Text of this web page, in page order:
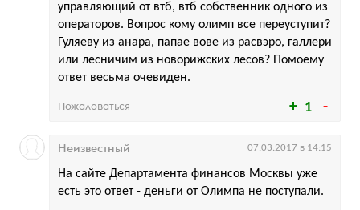
1
управляющий от втб, втб собственник одного из
операторов. Вопрос кому олимп все переуступит?
Гуляеву из анара, папае вове из расвэро, галлери
или лесничим из новорижских лесов? Помоему
ответ весьма очевиден.
Пожаловаться
На сайте Департамента финансов Москвы уже
есть это ответ - деньги от Олимпа не поступали.
Неизвестный 07.03.2017 в 14:15